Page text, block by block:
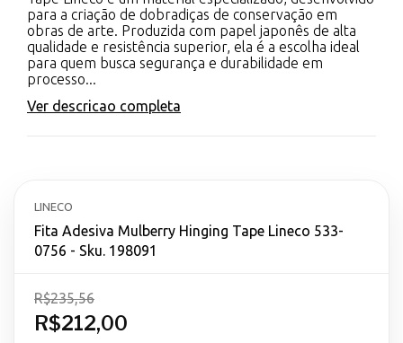
para a criação de dobradiças de conservação em
obras de arte. Produzida com papel japonês de alta
qualidade e resistência superior, ela é a escolha ideal
para quem busca segurança e durabilidade em
processo...
Ver descricao completa
LINECO
Fita Adesiva Mulberry Hinging Tape Lineco 533-
0756 - Sku. 198091
R$212,00
R$235,56